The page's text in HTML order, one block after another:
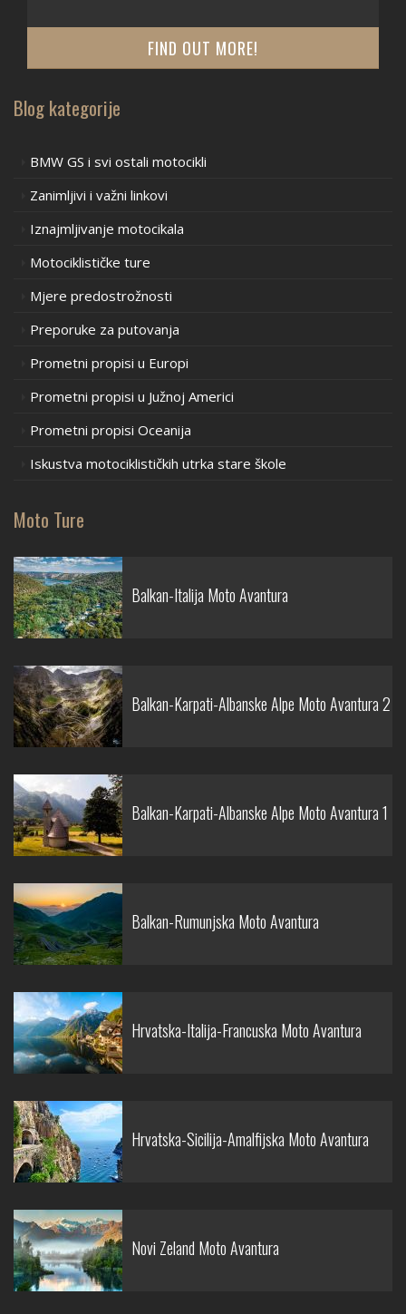
FIND OUT MORE!
Blog kategorije
BMW GS i svi ostali motocikli
Zanimljivi i važni linkovi
Iznajmljivanje motocikala
Motociklističke ture
Mjere predostrožnosti
Preporuke za putovanja
Prometni propisi u Europi
Prometni propisi u Južnoj Americi
Prometni propisi Oceanija
Iskustva motociklističkih utrka stare škole
Moto Ture
Balkan-Italija Moto Avantura
Balkan-Karpati-Albanske Alpe Moto Avantura 2
Balkan-Karpati-Albanske Alpe Moto Avantura 1
Balkan-Rumunjska Moto Avantura
Hrvatska-Italija-Francuska Moto Avantura
Hrvatska-Sicilija-Amalfijska Moto Avantura
Novi Zeland Moto Avantura